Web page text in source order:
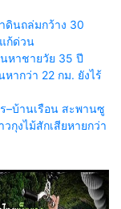
ดินถล่มกว้าง 30
ก้ด่วน
หาชายวัย 35 ปี
ากว่า 22 กม. ยังไร้
–บ้านเรือน สะพานซู
กุงไม้สักเสียหายกว่า